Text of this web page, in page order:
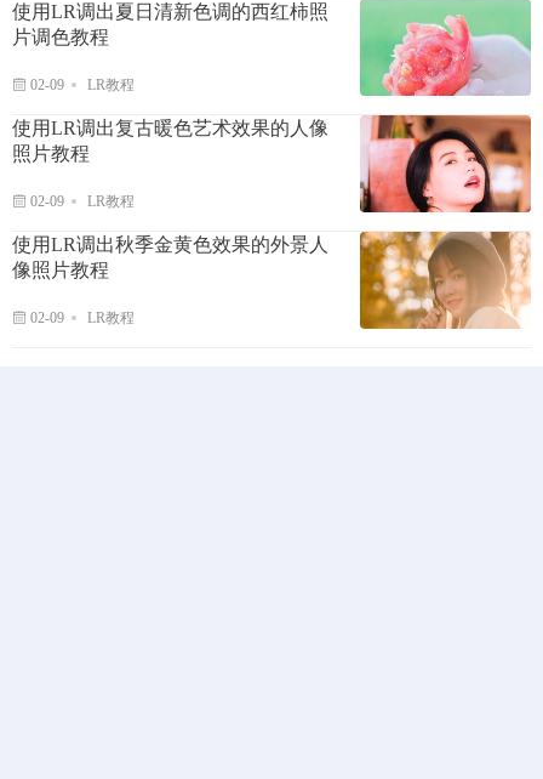
使用LR调出夏日清新色调的西红柿照
片调色教程
02-09 LR教程
使用LR调出复古暖色艺术效果的人像
照片教程
02-09 LR教程
使用LR调出秋季金黄色效果的外景人
像照片教程
02-09 LR教程